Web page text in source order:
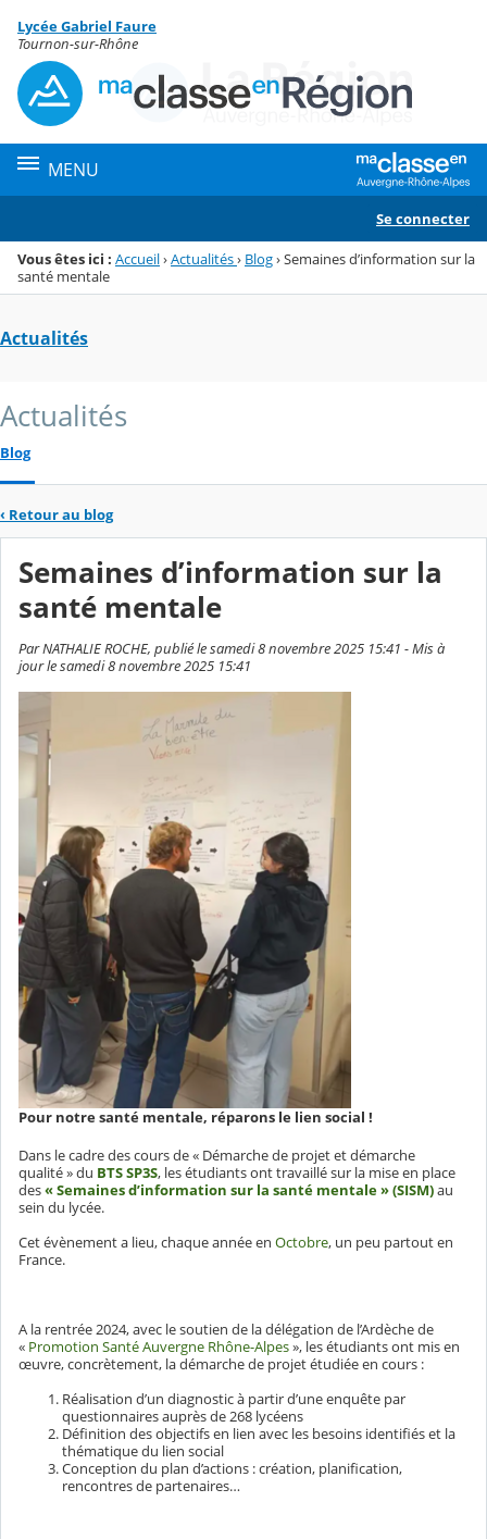
Menu de la rubrique
Contenu
Lycée Gabriel Faure
Tournon-sur-Rhône
MENU
Se connecter
Vous êtes ici : Accueil›Actualités› Blog›Semaines d’information sur la
santé mentale
Actualités
Actualités
Blog
‹ Retour au blog
Semaines d’information sur la
santé mentale
Par NATHALIE ROCHE, publié le samedi 8 novembre 2025 15:41 - Mis à
jour le samedi 8 novembre 2025 15:41
Pour notre santé mentale, réparons le lien social !
Dans le cadre des cours de « Démarche de projet et démarche
qualité » du BTS SP3S, les étudiants ont travaillé sur la mise en place
des« Semaines d’information sur la santé mentale » (SISM)au
sein du lycée.
Cet évènement a lieu, chaque année en Octobre, un peu partout en
France.
A la rentrée 2024, avec le soutien de la délégation de l’Ardèche de
« Promotion Santé Auvergne Rhône-Alpes», les étudiants ont mis en
œuvre, concrètement, la démarche de projet étudiée en cours :
Réalisation d’un diagnostic à partir d’une enquête par
questionnaires auprès de 268 lycéens
Définition des objectifs en lien avec les besoins identifiés et la
thématique du lien social
Conception du plan d’actions : création, planification,
rencontres de partenaires…